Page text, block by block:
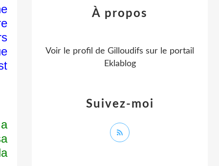
Suivez-moi
À propos
Voir le profil de Gilloudifs sur le portail
Eklablog